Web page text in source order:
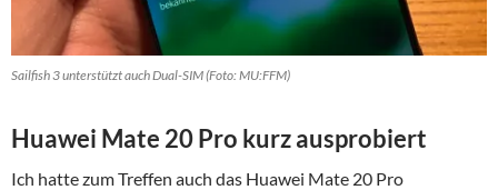
Sailfish 3 unterstützt auch Dual-SIM (Foto: MU:FFM)
Huawei Mate 20 Pro kurz ausprobiert
Ich hatte zum Treffen auch das Huawei Mate 20 Pro